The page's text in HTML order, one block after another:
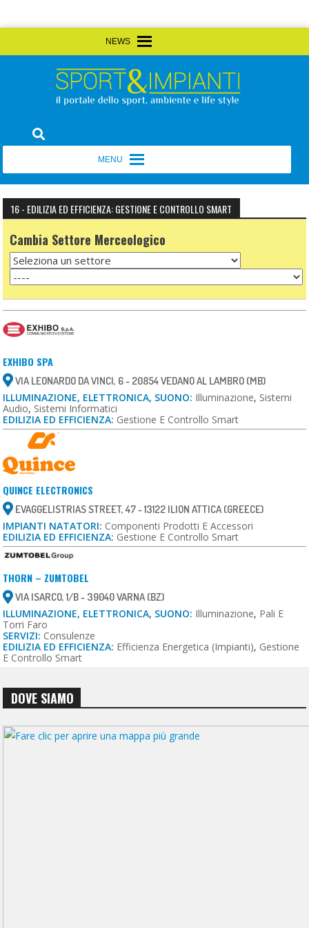
to
Sport&Impianti
16 - EDILIZIA ED EFFICIENZA: GESTIONE E CONTROLLO SMART
Cambia Settore Merceologico
EXHIBO SPA
VIA LEONARDO DA VINCI, 6 - 20854 VEDANO AL LAMBRO (MB)
ILLUMINAZIONE, ELETTRONICA, SUONO: Illuminazione, Sistemi
Audio, Sistemi Informatici
EDILIZIA ED EFFICIENZA: Gestione E Controllo Smart
QUINCE ELECTRONICS
EVAGGELISTRIAS STREET, 47 - 13122 ILION ATTICA (GREECE)
IMPIANTI NATATORI: Componenti Prodotti E Accessori
EDILIZIA ED EFFICIENZA: Gestione E Controllo Smart
THORN – ZUMTOBEL
VIA ISARCO, 1/B - 39040 VARNA (BZ)
ILLUMINAZIONE, ELETTRONICA, SUONO: Illuminazione, Pali E
Torri Faro
SERVIZI: Consulenze
EDILIZIA ED EFFICIENZA: Efficienza Energetica (impianti), Gestione
E Controllo Smart
DOVE SIAMO